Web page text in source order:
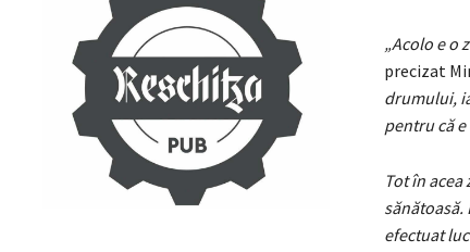
„Acolo e o
precizat
drumului,
pentru că
Tot în
sănătoasă.
efectuat